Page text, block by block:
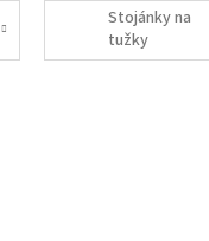
Stojánky na
tužky